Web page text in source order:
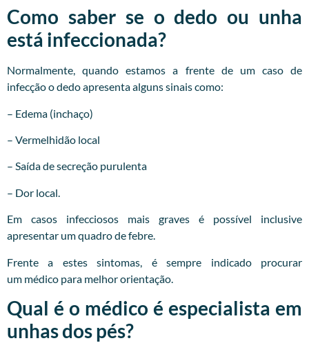
Como saber se o dedo ou unha
está infeccionada?
Normalmente, quando estamos a frente de um caso de
infecção o dedo apresenta alguns sinais como:
– Edema (inchaço)
– Vermelhidão local
– Saída de secreção purulenta
– Dor local.
Em casos infecciosos mais graves é possível inclusive
apresentar um quadro de febre.
Frente a estes sintomas, é sempre indicado procurar
um médico para melhor orientação.
Qual é o médico é especialista em
unhas dos pés?